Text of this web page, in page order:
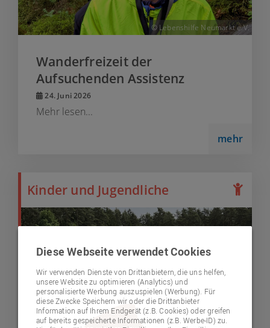
© Lebenshilfe Neumarkt e.V.
Wanderfreizeit der
Aufsuchenden Assistenz
24. Juni 2026
Mehr lesen...
mehr
Kinder und Jugendliche
Diese Webseite verwendet Cookies
Wir verwenden Dienste von Drittanbietern, die uns helfen,
unsere Website zu optimieren (Analytics) und
personalisierte Werbung auszuspielen (Werbung). Für
diese Zwecke Speichern wir oder die Drittanbieter
Information auf Ihrem Endgerät (z.B. Cookies) oder greifen
auf bereits gespeicherte Informationen (z.B. Werbe-ID) zu.